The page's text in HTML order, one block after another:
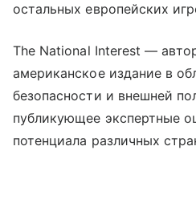
остальных европейских
The National Interest —
американское издание в
безопасности и внешней
публикующее экспертные
потенциала различных